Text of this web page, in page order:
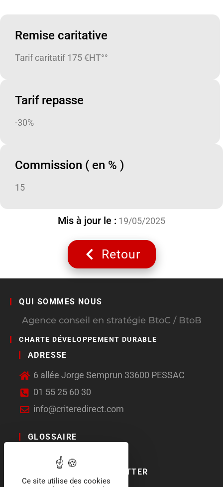
Remise caritative
Tarif caritatif 175 €HT°°
Tarif repasse
-30%
Commission ( en % )
15
Mis à jour le : 19/05/2025
Retour
QUI SOMMES NOUS
Agence conseil en stratégie BtoC / BtoB
CHARTE DÉVELOPPEMENT DURABLE
ADRESSE
6 allée Jorge Semprun 33600 PESSAC
01 55 25 60 30
info@criteredirect.com
GLOSSAIRE
LE BLOG
ABONNEMENT NEWSLETTER
Ce site utilise des cookies